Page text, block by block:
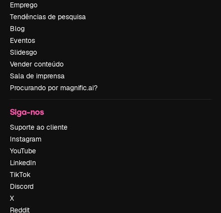
Emprego
Tendências de pesquisa
Blog
Eventos
Slidesgo
Vender conteúdo
Sala de imprensa
Procurando por magnific.ai?
Siga-nos
Suporte ao cliente
Instagram
YouTube
LinkedIn
TikTok
Discord
X
Reddit